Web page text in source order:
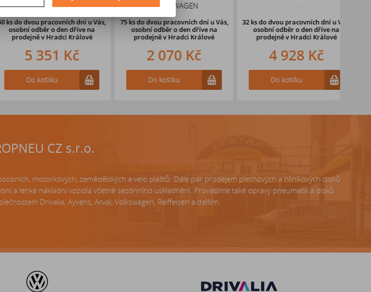
dvou pracovních dní u Vás,
odběr o den dřívena
prodejně v Hradci Králové
5 351 Kč
Do košíku
VOLKSWAGEN
75 ks
do dvou pracovních dní u Vás,
osobní odběr o den dřívena
prodejně v Hradci Králové
2 070 Kč
Do košíku
32 ks
do dvou pracovních dní u Vás,
osobní odběr o den dřívena
prodejně v Hradci Králové
4 928 Kč
Do košíku
CZ s.r.o.
motorkových, zemědělských a velo plášťů. Dále pak prodejem plechových a hliníkových disků
a lehké nákladní vozidla včetně sezónního uskladnění. Provádíme také opravy pneumatik a disků
Drivalia, Ayvens, Arval, Volkswagen, Reiffeisen a dalším.